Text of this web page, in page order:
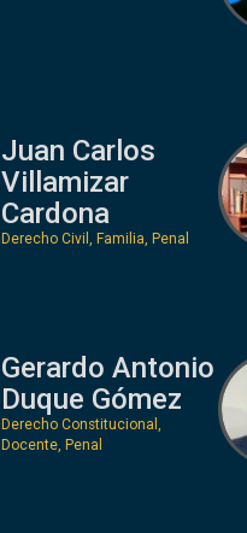
Juan Carlos
Villamizar
Cardona
Derecho Civil, Familia, Penal
Gerardo Antonio
Duque Gómez
Derecho Constitucional,
Docente, Penal